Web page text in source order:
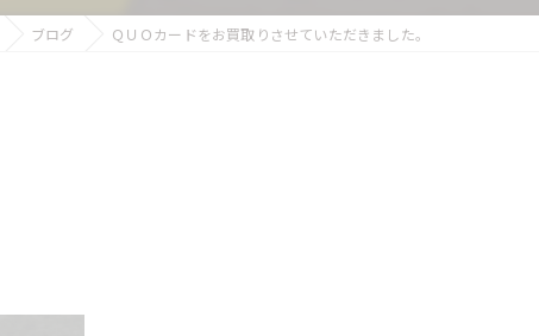
ブログ ＱＵＯカードをお買取りさせていただきました。